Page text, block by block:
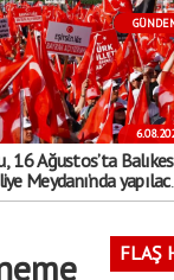
16 Ağustos’ta
Meydanı’nda
kaldırıyorum" mitinge
FLAŞ